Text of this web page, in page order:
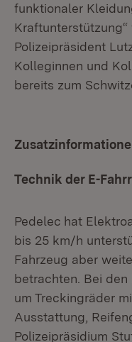
funktionaler
Polizeipräsident
Kolleginnen und
bereits zum
Technik der E-
Pedelec hat
bis 25 km/h
Fahrzeug aber
betrachten. Bei
um Treckingräder
Ausstattung,
Polizeipräsidium